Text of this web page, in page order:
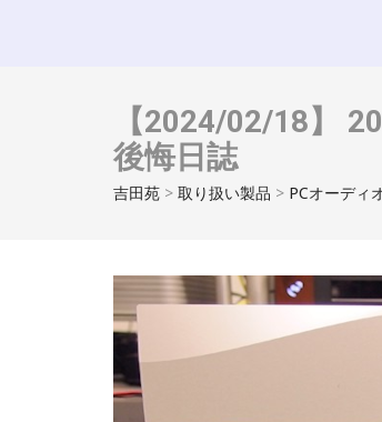
【2024/02/18】
後悔日誌
吉田苑 > 取り扱い製品 > PCオーディ